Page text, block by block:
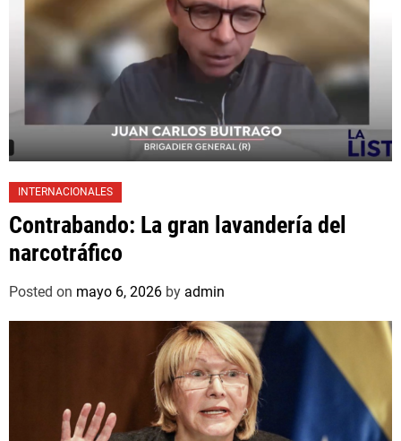
INTERNACIONALES
Contrabando: La gran lavandería del
narcotráfico
Posted on mayo 6, 2026 by admin